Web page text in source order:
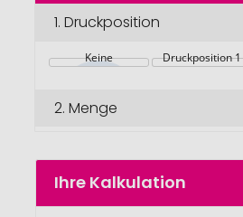
Bildgalerie
1. Druckposition
Keine Druckposition 1
2. Menge
Ihre Kalkulation